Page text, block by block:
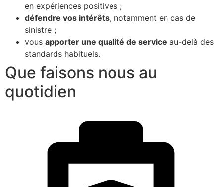
en expériences positives ;
défendre vos intérêts, notamment en cas de
sinistre ;
vous apporter une qualité de service au-delà des
standards habituels.
Que faisons nous au
quotidien